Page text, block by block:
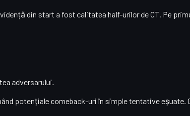
din start a fost calitatea half-urilor de CT. Pe
adversarului.
potențiale comeback-uri în simple tentative eșuate.